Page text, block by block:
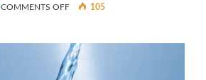
COMMENTS OFFON
BAJKE
TEMATSKI
105